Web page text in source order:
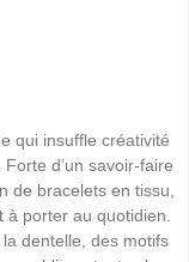
qui insuffle créativité
d’un savoir-faire
de bracelets en tissu,
à porter au quotidien.
dentelle, des motifs